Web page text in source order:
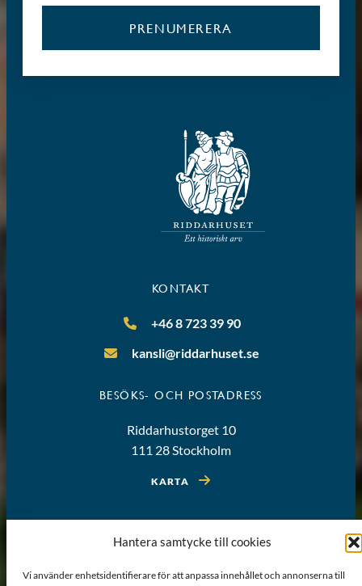
Hantera samtycke till cookies
Vi använder enhetsidentifierare för att anpassa innehållet och annonserna till
PRENUMERERA
KONTAKT
+46 8 723 39 90
kansli@riddarhuset.se
BESÖKS- OCH POSTADRESS
Riddarhustorget 10
111 28 Stockholm
KARTA